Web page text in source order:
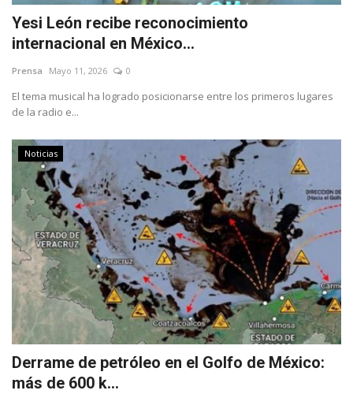
Yesi León recibe reconocimiento
internacional en México...
Prensa Mayo 11, 2026 0
El tema musical ha logrado posicionarse entre los primeros lugares
de la radio e...
Noticias
Derrame de petróleo en el Golfo de México:
más de 600 k...